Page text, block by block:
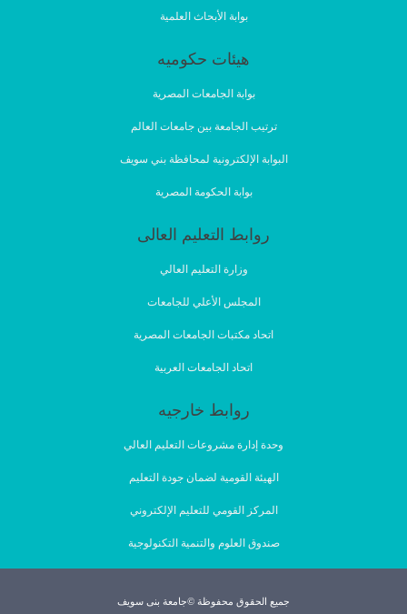
بوابة الأبحاث العلمية
هيئات حكوميه
بوابة الجامعات المصرية
ترتيب الجامعة بين جامعات العالم
البوابة الإلكترونية لمحافظة بني سويف
بوابة الحكومة المصرية
روابط التعليم العالى
وزارة التعليم العالي
المجلس الأعلي للجامعات
اتحاد مكتبات الجامعات المصرية
اتحاد الجامعات العربية
روابط خارجيه
وحدة إدارة مشروعات التعليم العالي
الهيئة القومية لضمان جودة التعليم
المركز القومي للتعليم الإلكتروني
صندوق العلوم والتنمية التكنولوجية
جميع الحقوق محفوظة ©جامعة بنى سويف